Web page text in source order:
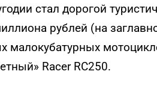
стал дорогой
рублей (на
малокубатурных
Racer RC250.